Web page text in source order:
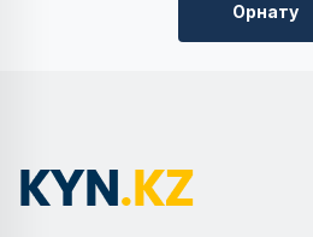
Орнату